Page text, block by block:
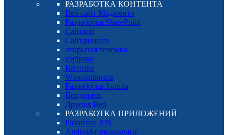
РАЗРАБОТКА КОНТЕНТА
Веб-сайт Мадженто
Разработка SharePoint
Сайткор
Сайтфинити
открытая тележка
умбрако
Кентико
Woocommerce
Разработка Joomla
Вордпресс
Друпал Веб
РАЗРАБОТКА ПРИЛОЖЕНИЙ
Развитие IOS
Android-приложение